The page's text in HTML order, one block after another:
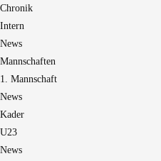
Chronik
Intern
News
Mannschaften
1. Mannschaft
News
Kader
U23
News